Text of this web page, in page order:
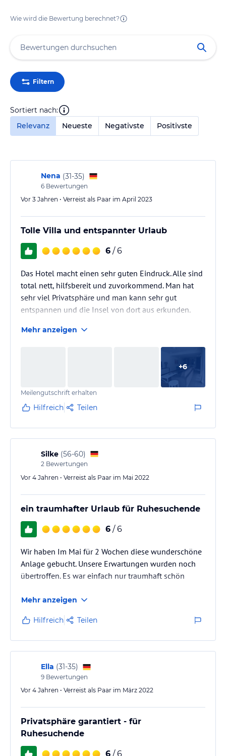
Wie wird die Bewertung berechnet?
Filtern
Sortiert nach:
Relevanz
Neueste Negativste Positivste
Nena (31-35)
6 Bewertungen
Vor 3 Jahren • Verreist als Paar im April 2023
Tolle Villa und entspannter Urlaub
6 / 6
Das Hotel macht einen sehr guten Eindruck. Alle sind
total nett, hilfsbereit und zuvorkommend. Man hat
sehr viel Privatsphäre und man kann sehr gut
entspannen und die Insel von dort aus erkunden.
Wenn wir wiederkommen sollten, werden wir
definitiv wieder Marguery Villas als Unterkunft
Mehr anzeigen
+6
Meilengutschrift erhalten
Hilfreich Teilen
Silke (56-60)
2 Bewertungen
Vor 4 Jahren • Verreist als Paar im Mai 2022
ein traumhafter Urlaub für Ruhesuchende
6 / 6
Wir haben Im Mai für 2 Wochen diese wunderschöne
Anlage gebucht. Unsere Erwartungen wurden noch
übertroffen. Es war einfach nur traumhaft schön
Mehr anzeigen
Hilfreich Teilen
Ella (31-35)
9 Bewertungen
Vor 4 Jahren • Verreist als Paar im März 2022
Privatsphäre garantiert - für
Ruhesuchende
6 / 6